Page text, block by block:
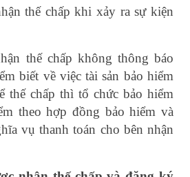
thế chấp khi xảy ra sự kiện
thế chấp không thông báo
biết về việc tài sản bảo hiểm
thế chấp thì tổ chức bảo hiểm
theo hợp đồng bảo hiểm và
vụ thanh toán cho bên nhận